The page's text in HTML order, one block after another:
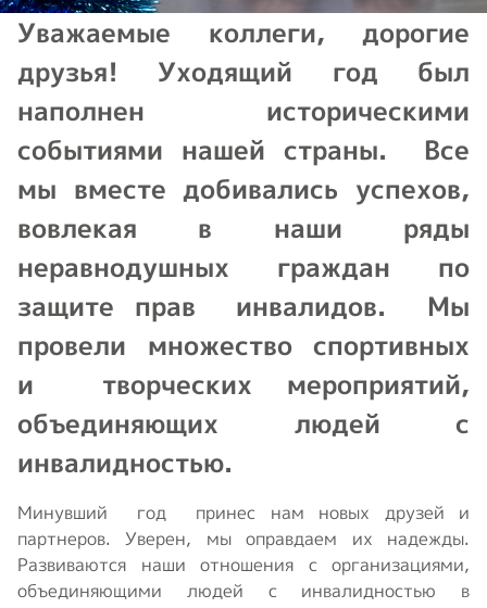
Уважаемые коллеги, дорогие
друзья! Уходящий год был
наполнен историческими
событиями нашей страны. Все
мы вместе добивались успехов,
вовлекая в наши ряды
неравнодушных граждан по
защите прав инвалидов. Мы
провели множество спортивных
и творческих мероприятий,
объединяющих людей с
инвалидностью.
Минувший год принес нам новых друзей и
партнеров. Уверен, мы оправдаем их надежды.
Развиваются наши отношения с организациями,
объединяющими людей с инвалидностью в